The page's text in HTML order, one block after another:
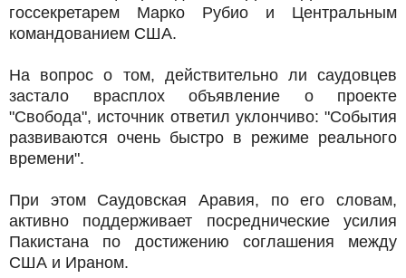
госсекретарем Марко Рубио и Центральным
командованием США.
На вопрос о том, действительно ли саудовцев
застало врасплох объявление о проекте
"Свобода", источник ответил уклончиво: "События
развиваются очень быстро в режиме реального
времени".
При этом Саудовская Аравия, по его словам,
активно поддерживает посреднические усилия
Пакистана по достижению соглашения между
США и Ираном.